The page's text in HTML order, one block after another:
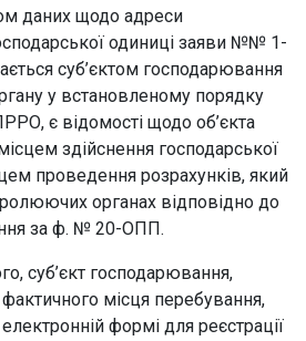
даних щодо адреси
одиниці заяви №№ 1-
суб’єктом господарювання
у встановленому порядку
є відомості щодо об’єкта
здійснення господарської
проведення розрахунків, який
органах відповідно до
за ф. № 20-ОПП.
суб’єкт господарювання,
місця перебування,
формі для реєстрації